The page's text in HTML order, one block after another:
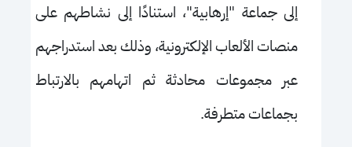
إلى جماعة "إرهابية"، استنادًا إلى نشاطهم على
منصات الألعاب الإلكترونية، وذلك بعد استدراجهم
عبر مجموعات محادثة ثم اتهامهم بالارتباط
بجماعات متطرفة.